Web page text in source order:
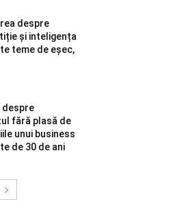
despre
și inteligența
teme de eșec,
despre
fără plasă de
unui business
de 30 de ani